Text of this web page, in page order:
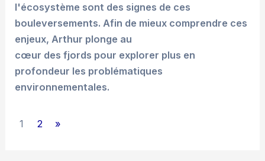
l'écosystème sont des signes de ces
bouleversements. Afin de mieux comprendre ces
enjeux, Arthur plonge au
cœur des fjords pour explorer plus en
profondeur les problématiques
environnementales.
1 2 »